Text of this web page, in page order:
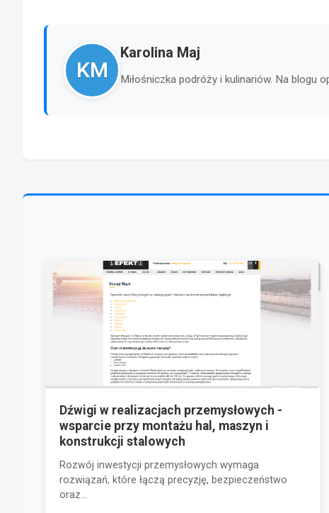
KM
Karolina Maj
Miłośniczka podróży i kulinariów. Na blogu
Dźwigi w realizacjach przemysłowych -
wsparcie przy montażu hal, maszyn i
konstrukcji stalowych
Rozwój inwestycji przemysłowych wymaga
rozwiązań, które łączą precyzję, bezpieczeństwo
oraz...